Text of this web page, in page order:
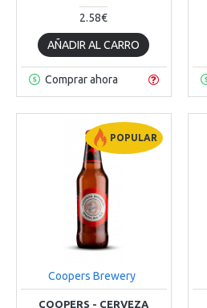
2.58€
AÑADIR AL CARRO
Comprar ahora
POPULAR
Coopers Brewery
COOPERS - CERVEZA